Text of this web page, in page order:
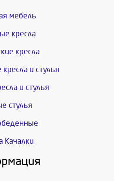
мебель
кресла
кресла
и стулья
и стулья
стулья
Качалки